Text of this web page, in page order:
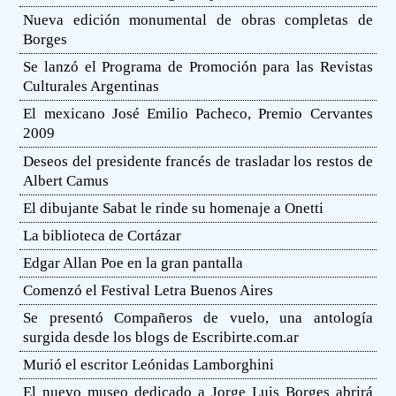
Nueva edición monumental de obras completas de
Borges
Se lanzó el Programa de Promoción para las Revistas
Culturales Argentinas
El mexicano José Emilio Pacheco, Premio Cervantes
2009
Deseos del presidente francés de trasladar los restos de
Albert Camus
El dibujante Sabat le rinde su homenaje a Onetti
La biblioteca de Cortázar
Edgar Allan Poe en la gran pantalla
Comenzó el Festival Letra Buenos Aires
Se presentó Compañeros de vuelo, una antología
surgida desde los blogs de Escribirte.com.ar
Murió el escritor Leónidas Lamborghini
El nuevo museo dedicado a Jorge Luis Borges abrirá